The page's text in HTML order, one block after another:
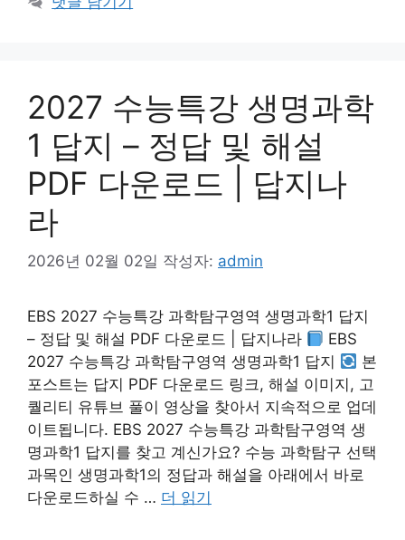
2027 수능특강 생명과학
1 답지 – 정답 및 해설
PDF 다운로드 | 답지나
라
2026년 02월 02일 작성자: admin
EBS 2027 수능특강 과학탐구영역 생명과학1 답지
– 정답 및 해설 PDF 다운로드 | 답지나라
EBS
2027 수능특강 과학탐구영역 생명과학1 답지
본
포스트는 답지 PDF 다운로드 링크, 해설 이미지, 고
퀄리티 유튜브 풀이 영상을 찾아서 지속적으로 업데
이트됩니다. EBS 2027 수능특강 과학탐구영역 생
명과학1 답지를 찾고 계신가요? 수능 과학탐구 선택
과목인 생명과학1의 정답과 해설을 아래에서 바로
다운로드하실 수 … 더 읽기